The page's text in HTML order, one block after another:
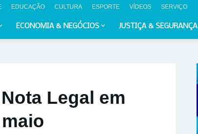
EDUCAÇÃO CULTURA ESPORTE VÍDEOS SERVIÇO
ECONOMIA & NEGÓCIOS JUSTIÇA & SEGURANÇA
Legal em